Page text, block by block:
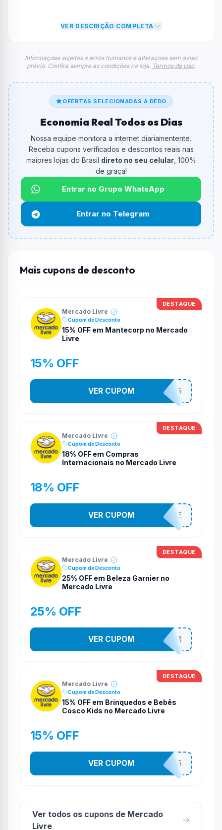
econtradas informações sobre restrição de teto
máximo para esse cupom.
O código éB3L3Z4M3L1.
De quanto é o desconto?
Qual é o valor minimo de compra?
O valor minimo de compra é R$ 29,00.
Qual é o desconto máximo?
Não informado ou sem limite.
Funciona em qualquer produto?
Não necessariamente. Depende de itens participantes
e alguns vendedores ou produtos especificos podem
VER DESCRIÇÃO COMPLETA
Informações sujeitas a erros humanos e alterações sem aviso
prévio. Confira sempre as condições na loja. Termos de Uso.
OFERTAS SELECIONADAS A DEDO
Economia Real Todos os Dias
Nossa equipe monitora a internet diariamentente.
Receba cupons verificados e descontos reais nas
maiores lojas do Brasil direto no seu celular, 100%
de graça!
Entrar no Grupo WhatsApp
Entrar no Telegram
Mais cupons de desconto
DESTAQUE
Mercado Livre
Cupom de Desconto
15% OFF em Mantecorp no Mercado
Livre
15% OFF
MANTECORP15
VER CUPOM
DESTAQUE
Mercado Livre
Cupom de Desconto
18% OFF em Compras
Internacionais no Mercado Livre
18% OFF
INTERNACIONALSALE
VER CUPOM
DESTAQUE
Mercado Livre
Cupom de Desconto
25% OFF em Beleza Garnier no
Mercado Livre
25% OFF
MELIGARNIER
VER CUPOM
DESTAQUE
Mercado Livre
Cupom de Desconto
15% OFF em Brinquedos e Bebês
Cosco Kids no Mercado Livre
15% OFF
COSCOKIDS15
VER CUPOM
Ver todos os cupons de Mercado
Livre